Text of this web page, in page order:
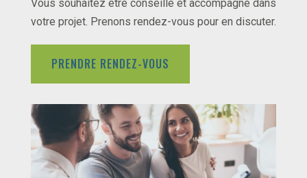
Vous souhaitez être conseillé et accompagné dans
votre projet. Prenons rendez-vous pour en discuter.
PRENDRE RENDEZ-VOUS